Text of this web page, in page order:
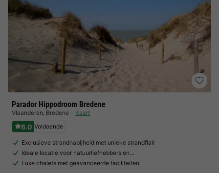
Parador Hippodroom Bredene
Vlaanderen, Bredene Kaart
6.0 Voldoende
Exclusieve strandnabijheid met unieke strandflair
Ideale locatie voor natuurliefhebbers en…
Luxe chalets met geavanceerde faciliteiten